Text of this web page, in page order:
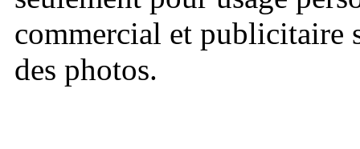
commercial et publicitaire
des photos.